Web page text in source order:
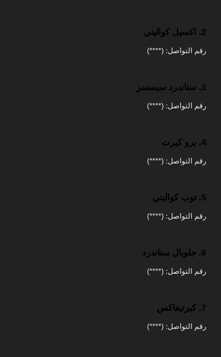
2. اكسيل كواليتي
رقم التواصل: (****)
3. ستاندرد سيستمز
رقم التواصل: (****)
4. برو كيرت
رقم التواصل: (****)
5. توب كواليتي
رقم التواصل: (****)
6. جلوبال ستاندرد
رقم التواصل: (****)
7. كيرتيفاكس
رقم التواصل: (****)